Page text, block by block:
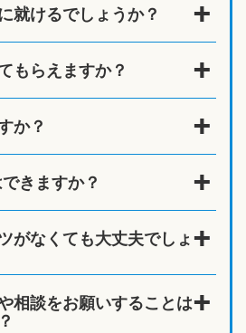
就けるでしょうか？
もらえますか？
か？
きますか？
がなくても大丈夫でしょ
相談をお願いすることは